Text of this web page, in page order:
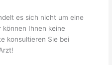
es sich nicht um eine
Ihnen keine
konsultieren Sie bei